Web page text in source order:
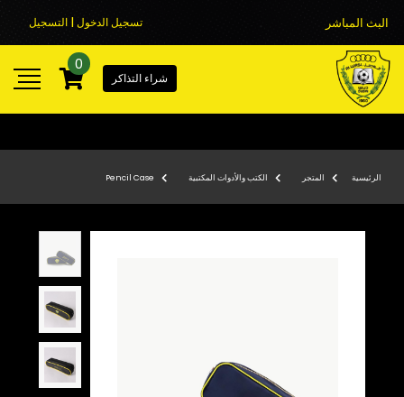
البث المباشر تسجيل الدخول | التسجيل
شراء التذاكر
0
الرئيسية المتجر الكتب والأدوات المكتبية Pencil Case